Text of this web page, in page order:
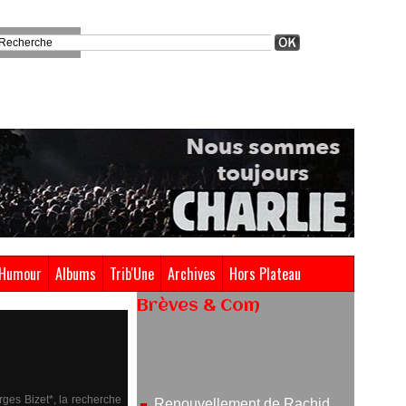
Humour Albums Trib'Une Archives Hors Plateau
Bizet*, la recherche
Brèves & Com
05/08/2026